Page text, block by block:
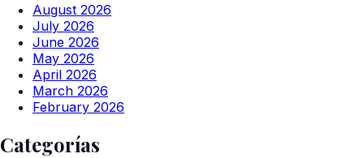
August 2026
July 2026
June 2026
May 2026
April 2026
March 2026
February 2026
Categorías